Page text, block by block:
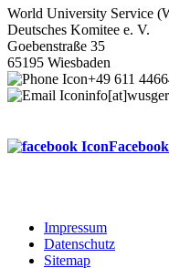
World University Service
Deutsches Komitee e. V.
Goebenstraße 35
65195 Wiesbaden
+49 611
Facebook
Footer
Impressum
Datenschutz
Sitemap